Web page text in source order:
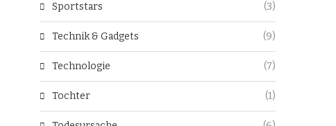
Sportstars (3)
Technik & Gadgets (9)
Technologie (7)
Tochter (1)